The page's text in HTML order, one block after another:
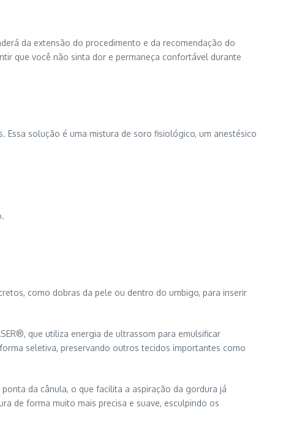
da extensão do procedimento e da recomendação do
que você não sinta dor e permaneça confortável durante
solução é uma mistura de soro fisiológico, um anestésico
como dobras da pele ou dentro do umbigo, para inserir
que utiliza energia de ultrassom para emulsificar
seletiva, preservando outros tecidos importantes como
da cânula, o que facilita a aspiração da gordura já
de forma muito mais precisa e suave, esculpindo os